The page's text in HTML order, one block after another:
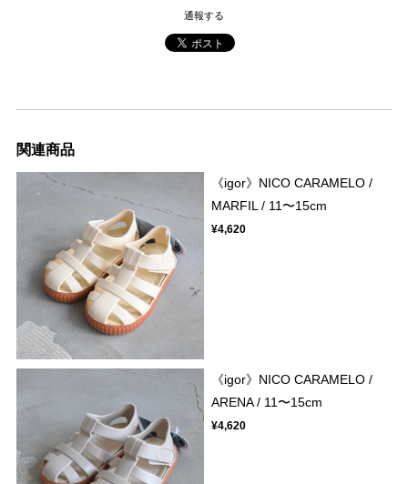
通報する
関連商品
《igor》NICO CARAMELO /
MARFIL / 11〜15cm
¥4,620
《igor》NICO CARAMELO /
ARENA / 11〜15cm
¥4,620